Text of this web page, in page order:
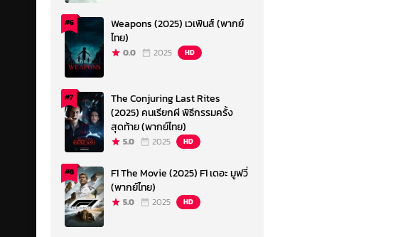
#6
Weapons (2025) เวเพินส์ (พากย์
ไทย)
0.0 2025 HD
#7
The Conjuring Last Rites
(2025) คนเรียกผี พิธีกรรมครั้ง
สุดท้าย (พากย์ไทย)
5.0 2025 HD
#8
F1 The Movie (2025) F1 เดอะ มูฟวี่
(พากย์ไทย)
5.0 2025 HD